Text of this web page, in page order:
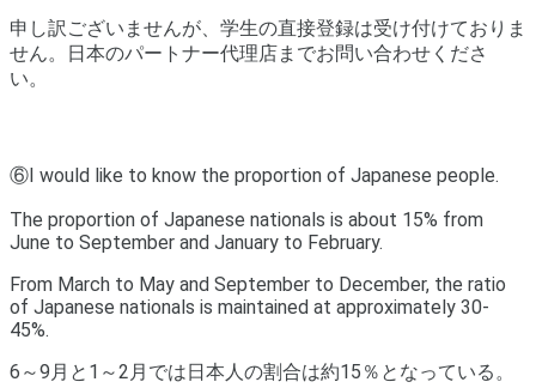
申し訳ございませんが、学生の直接登録は受け付けておりま
せん。
日本のパートナー代理店までお問い合わせくださ
い。
⑥I would like to know the proportion of Japanese people.
The proportion of Japanese nationals is about 15% from
June to September and January to February.
From March to May and September to December, the ratio
of Japanese nationals is maintained at approximately 30-
45%.
6～9月と1～2月では日本人の割合は約15％となっている。